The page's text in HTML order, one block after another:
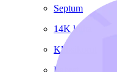
Septum
14K kulta
Klipsikorut
Labret